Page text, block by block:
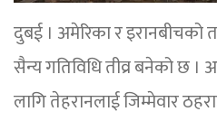
दुबई । अमेरिका र इरानबीचको
सैन्य गतिविधि तीव्र बनेको छ ।
लागि तेहरानलाई जिम्मेवार